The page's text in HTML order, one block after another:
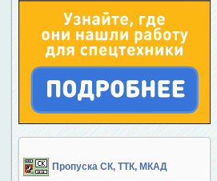
Пропуска СК, ТТК, МКАД